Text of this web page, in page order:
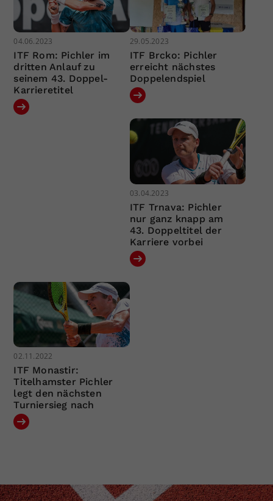
04.06.2023
ITF Rom: Pichler im
dritten Anlauf zu
seinem 43. Doppel-
Karrieretitel
29.05.2023
ITF Brcko: Pichler
erreicht nächstes
Doppelendspiel
03.04.2023
ITF Trnava: Pichler
nur ganz knapp am
43. Doppeltitel der
Karriere vorbei
02.11.2022
ITF Monastir:
Titelhamster Pichler
legt den nächsten
Turniersieg nach